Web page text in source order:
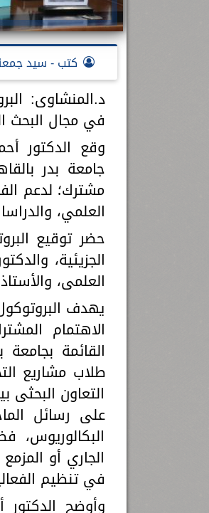
كتب - سيد
د.المنشاوى:
في مجال البحث
وقع الدكتور
مشترك؛ لدعم
العلمي،
حضر توقيع
الجزيئية،
العلمى،
يهدف
الاهتمام
القائمة
طلاب مشاريع
التعاون البحثى
على رسائل
الجاري أو
في تنظيم
وأوضح الدكتور